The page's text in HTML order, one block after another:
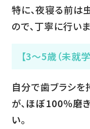
特に、夜寝る前は
ので、丁寧に行いま
【3～5歳（未就学
自分で歯ブラシを
が、 ほぼ100％磨
い。